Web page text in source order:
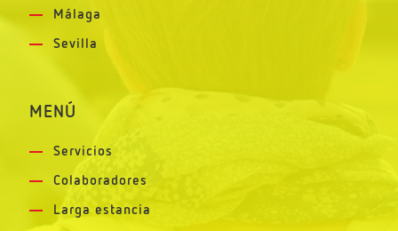
Málaga
Sevilla
MENÚ
Servicios
Colaboradores
Larga estancia